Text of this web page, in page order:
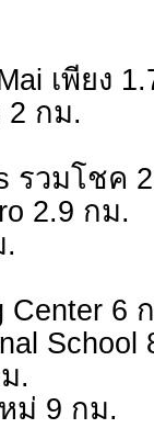
เพียง
2 กม.
รวมโชค
2.9 กม.
Center 6
School
.
ม่ 9 กม.